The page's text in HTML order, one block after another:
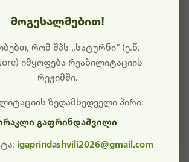
შეფერხებისთვის. ამჟამად
საიტის განახლება და ტექნიკური
სამუშაოები.
ხელმისაწვდომი იქნება. გმადლობთ
მოგესალმებით!
რომ შპს „სატურნი“ (ე.წ.
იმყოფება რეაბილიტაციის
რეჟიმში.
ზედამხედველი პირი:
გაფრინდაშვილი
igaprindashvili2026@gmail.com